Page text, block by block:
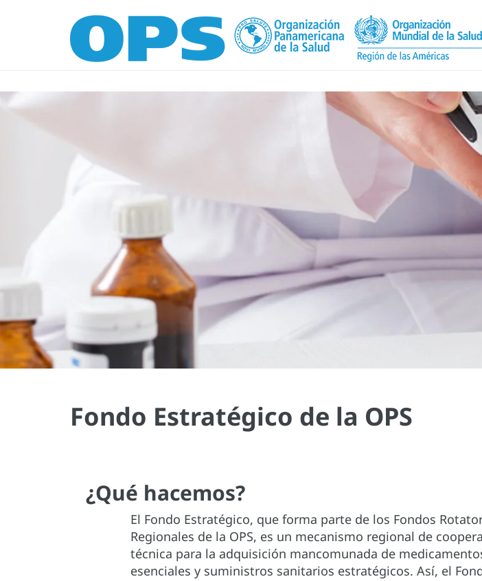
Fondo Estratégico de la OPS
¿Qué hacemos?
El Fondo Estratégico, que forma parte de los Fondos
Regionales de la OPS, es un mecanismo regional de
técnica para la adquisición mancomunada de
esenciales y suministros sanitarios estratégicos. Así, el